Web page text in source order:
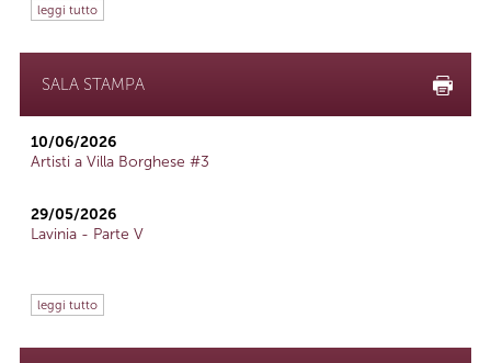
leggi tutto
SALA STAMPA
10/06/2026
Artisti a Villa Borghese #3
29/05/2026
Lavinia - Parte V
leggi tutto